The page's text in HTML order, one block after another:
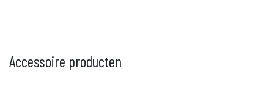
Accessoire producten